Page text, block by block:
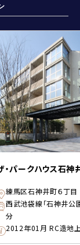
・パークハウス石神
練馬区石神井町６丁目
西武池袋線「石神井
分
2012年01月 RC造地